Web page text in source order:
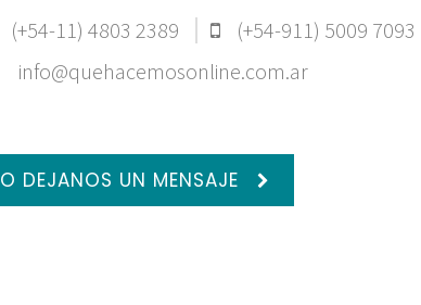
(+54-11) 4803 2389
(+54-911) 5009 7093
info@quehacemosonline.com.ar
O DEJANOS UN MENSAJE